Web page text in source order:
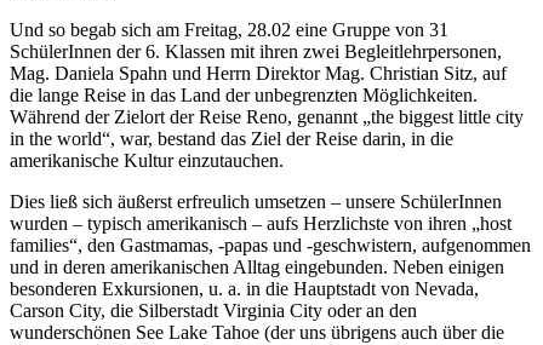
Und so begab sich am Freitag, 28.02 eine Gruppe von 31
SchülerInnen der 6. Klassen mit ihren zwei Begleitlehrpersonen,
Mag. Daniela Spahn und Herrn Direktor Mag. Christian Sitz, auf
die lange Reise in das Land der unbegrenzten Möglichkeiten.
Während der Zielort der Reise Reno, genannt „the biggest little city
in the world“, war, bestand das Ziel der Reise darin, in die
amerikanische Kultur einzutauchen.
Dies ließ sich äußerst erfreulich umsetzen – unsere SchülerInnen
wurden – typisch amerikanisch – aufs Herzlichste von ihren „host
families“, den Gastmamas, -papas und -geschwistern, aufgenommen
und in deren amerikanischen Alltag eingebunden. Neben einigen
besonderen Exkursionen, u. a. in die Hauptstadt von Nevada,
Carson City, die Silberstadt Virginia City oder an den
wunderschönen See Lake Tahoe (der uns übrigens auch über die